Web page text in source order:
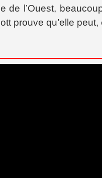
de l’Ouest,
prouve qu’elle